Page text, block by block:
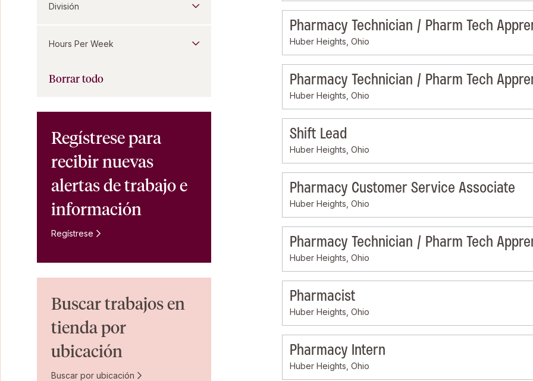
Pharmacy Technician / Pharm Tech
Huber Heights, Ohio
Pharmacy Technician / Pharm Tech
Huber Heights, Ohio
Shift Lead
Huber Heights, Ohio
Pharmacy Customer Service Associate
Huber Heights, Ohio
Pharmacy Technician / Pharm Tech
Huber Heights, Ohio
Pharmacist
Huber Heights, Ohio
Pharmacy Intern
Huber Heights, Ohio
División
Hours Per Week
Borrar todo
Regístrese para
recibir nuevas
alertas de trabajo e
información
Regístrese
Buscar trabajos en
tienda por
ubicación
Buscar por ubicación